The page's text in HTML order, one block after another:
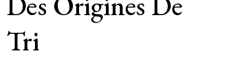
Tri